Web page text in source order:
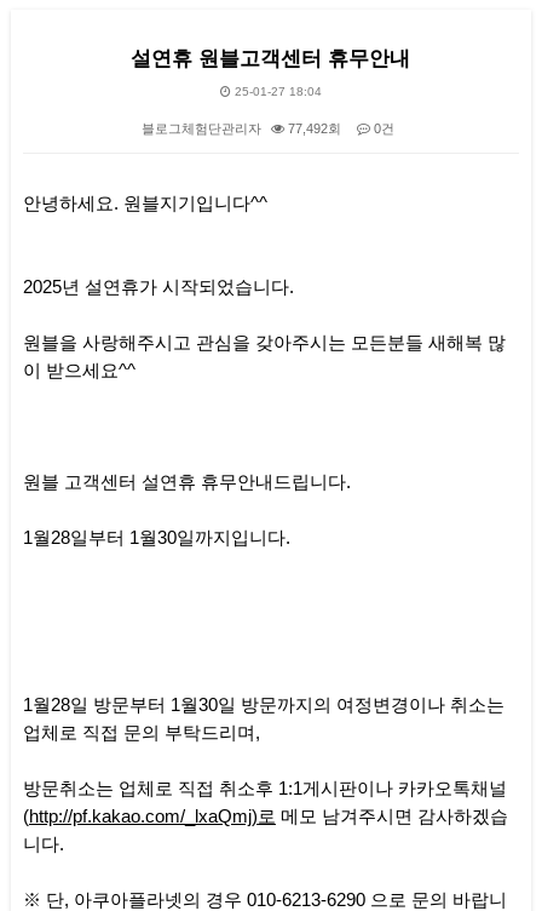
설연휴 원블고객센터 휴무안내
25-01-27 18:04
블로그체험단관리자 77,492회 0건
안녕하세요. 원블지기입니다^^
2025년 설연휴가 시작되었습니다.
원블을 사랑해주시고 관심을 갖아주시는 모든분들 새해복 많
이 받으세요^^
원블 고객센터 설연휴 휴무안내드립니다.
1월28일부터 1월30일까지입니다.
1월28일 방문부터 1월30일 방문까지의 여정변경이나 취소는
업체로 직접 문의 부탁드리며,
방문취소는 업체로 직접 취소후 1:1게시판이나 카카오톡채널
(http://pf.kakao.com/_lxaQmj)로 메모 남겨주시면 감사하겠습
니다.
※ 단, 아쿠아플라넷의 경우 010-6213-6290 으로 문의 바랍니